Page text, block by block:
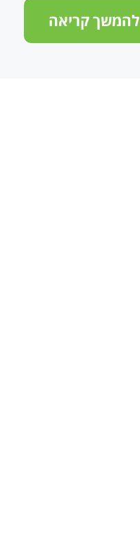
להמשך קריאה